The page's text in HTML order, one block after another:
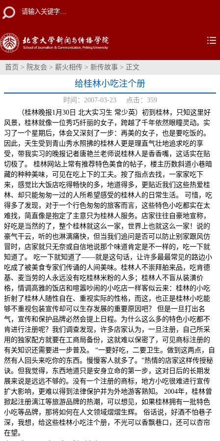
首页 > 院友会 > 薪火相传 > 新传故事 > 正文
给桂林小吃注个册
时间：2007-03-23 点击： 359
（桂林晚报1月30日 北大实习生 常少英）初到桂林，只知这里好
风景，桂林就像一位秀巧纤丽的女子，跨越了千年依然眼瞳灵动。实
习了一个星期后，体会又深刻了一步：再美的女子，也是要吃饭的。
因此，天生受到青山秀水照拂的桂林人更是理直气壮地追求吃的享
受，带我实习的晚报记者唐艳兰老师说桂林人是香香嘴，这话实在贴
切极了。 桂林网站上常有推荐特色美食的帖子，楼主历数斜道小巷暗
藏的种种美味，可见在吃上下的工夫。按了指点去找，一家家吃下
来，感觉比大饭店吃得畅快的多，地道得多，更贴近我们这些热爱桂
林、却只能匆匆一过的人所希望感受的桂林人的日常生活。 可惜，吃
得多了发现，对于一个行色匆匆的旅客而言，这些特色小吃都实在太
难找，简直像是抱定了主意只为桂林人服务。店家往往自豪地宣称，
好吃是当然的了，整个桂林就这么一家，世界上也就这么一家！说的
豪气干云，听的也淋漓痛快，但当我们追问是否可以防止别家跟风仿
冒时，店家就只无奈或自信地说那个味道肯定是不一样的，吃一下就
知道了。 吃一下就知道了——就是这句话，让许多最最常见的路边小
吃成了被美食专家们传诵的人间美味。桂林人不崇拜舶来品，吃肯德
基、麦当劳的人永远没有吃桂林米粉的人多；桂林人不盲从装潢价
格，情调高雅的饭店和喧嚣吵闹的小吃店一样客似云来：桂林的小吃
折射了桂林人随性自在、重视实际的性格，而这，也正是桂林小吃能
够不重视包装宣传却可以生存发展的重要原因吧？ 但是一旦打出名
气，宣传和保护品牌必然会提上日程。为什么这么多的特色小吃都不
肯进行注册呢？我们调查发现，许多店家认为，一旦注册，自己所采
用的独家配方就要在工商局备份，这就难以保密了，可见商标注册的
有关知识还需要进一步普及。 “一要好吃，二要卫生。做到这两点，自
然有人回头来吃你的东西。慢慢客人就多了。”热情的店家这样传授秘
诀。但我觉得，东西地道只是安身立命的第一步，这对日后的长期发
展来说是远远不够的。没有一个注册的商标，地方小吃很难进行宣传
扩大影响，更难以得到法律保护并为外地游客熟知。 2004年，桂林曾
掀起注册漓江等旅游品牌的热潮，可以想见，如果桂林拥有一批特色
小吃等品牌，那将如何在人文领域熠熠生辉。 俗话说，好酒不怕巷子
深，我想，给这些桂林小吃注个册，不光可以香飘巷口，还可以杏帘
在望。